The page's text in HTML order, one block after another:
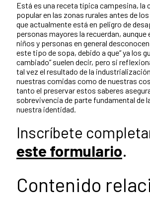
Está es una receta típica campesina, la
popular en las zonas rurales antes de los
que actualmente está en peligro de
personas mayores la recuerdan, aunque
niños y personas en general
este tipo de sopa, debido a que“ ya los
cambiado” suelen decir, pero si
tal vez el resultado de la
nuestras comidas como de nuestras
tanto el preservar estos saberes
sobrevivencia de parte fundamental de
nuestra identidad.
Inscríbete
este formulario.
Contenido